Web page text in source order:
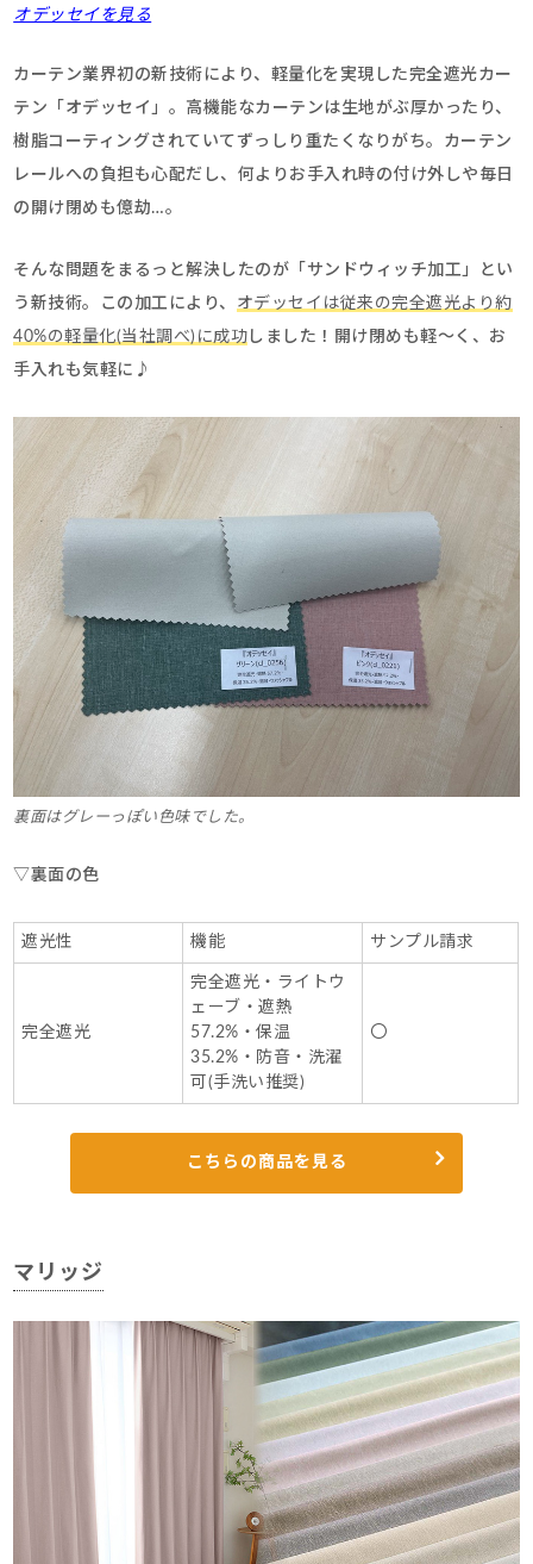
オデッセイを見る
カーテン業界初の新技術により、軽量化を実現した完全遮光カー
テン「オデッセイ」。高機能なカーテンは生地がぶ厚かったり、
樹脂コーティングされていてずっしり重たくなりがち。カーテン
レールへの負担も心配だし、何よりお手入れ時の付け外しや毎日
の開け閉めも億劫…。
そんな問題をまるっと解決したのが「サンドウィッチ加工」とい
う新技術。この加工により、 オデッセイは従来の完全遮光より約
40%の軽量化(当社調べ)に成功 しました！開け閉めも軽～く、お
手入れも気軽に♪
裏面はグレーっぽい色味でした。
▽裏面の色
遮光性 機能 サンプル請求
完全遮光
完全遮光・ライトウ
ェーブ・遮熱
57.2%・保温
35.2%・防音・洗濯
可(手洗い推奨)
〇
こちらの商品を見る
マリッジ